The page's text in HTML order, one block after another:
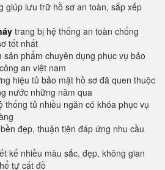
giúp lưu trữ hồ sơ an toàn, sắp xếp
trang bị hệ thống an toàn chống
tốt nhất
sản phẩm chuyên dụng phục vụ bảo
an việt nam
hiệu tủ bảo mật hồ sơ đã quen thuộc
nước những năm qua
thống tủ nhiều ngăn có khóa phục vụ
bền đẹp, thuận tiện đáp ứng nhu cầu
kế nhiều màu sắc, đẹp, không gian
tự cất đồ